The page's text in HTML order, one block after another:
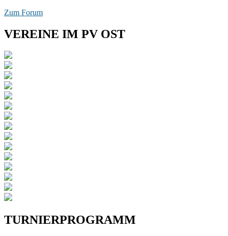
Zum Forum
VEREINE IM PV OST
TURNIERPROGRAMM